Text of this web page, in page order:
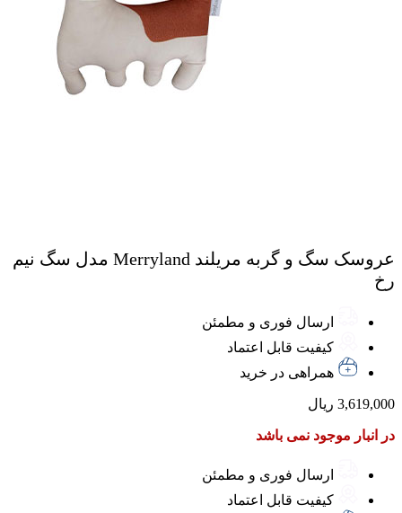
عروسک سگ و گربه مریلند Merryland مدل سگ نیم
رخ
ارسال فوری و مطمئن
کیفیت قابل اعتماد
همراهی در خرید
3,619,000 ریال
در انبار موجود نمی باشد
ارسال فوری و مطمئن
کیفیت قابل اعتماد